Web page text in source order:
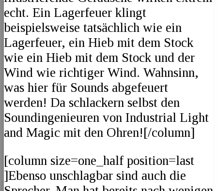
echt. Ein Lagerfeuer klingt
beispielsweise tatsächlich wie ein
Lagerfeuer, ein Hieb mit dem Stock
wie ein Hieb mit dem Stock und der
Wind wie richtiger Wind. Wahnsinn,
was hier für Sounds abgefeuert
werden! Da schlackern selbst den
Soundingenieuren von Industrial Light
and Magic mit den Ohren![/column]
[column size=one_half position=last
]Ebenso unschlagbar sind auch die